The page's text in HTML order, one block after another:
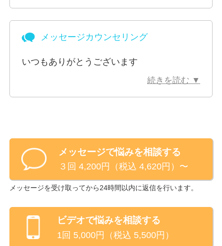
こんな事くらいで人に話して良いのかな？
そう思った時こそ、第三者に話してみてくださいね。
どんなお話も、大切なあなたの人生の一部です。
また、私は過去に急性期病院で周術期看護、がん看
護、終末期の看護にも関わっておりましたので、身体
・上記に記載したような精神疾患をお持ちの方に、そ
れぞれ病状に合わせた対処法を共に考える
・精神疾患を患った後に利用できる福祉サービスの情
報提供
(特に、消化器系の疾患にまつわる手術、化学療法、
緩和ケアに関する不安、糖尿病について)
・認知行動療法を利用したセッション(暴露療法は除
メッセージカウンセリング
いつもありがとうございます
続きを読む ▼
メッセージで悩みを相談する
３回 4,200円（税込 4,620円）〜
メッセージを受け取ってから24時間以内に返信を行います。
ビデオで悩みを相談する
1回 5,000円（税込 5,500円）